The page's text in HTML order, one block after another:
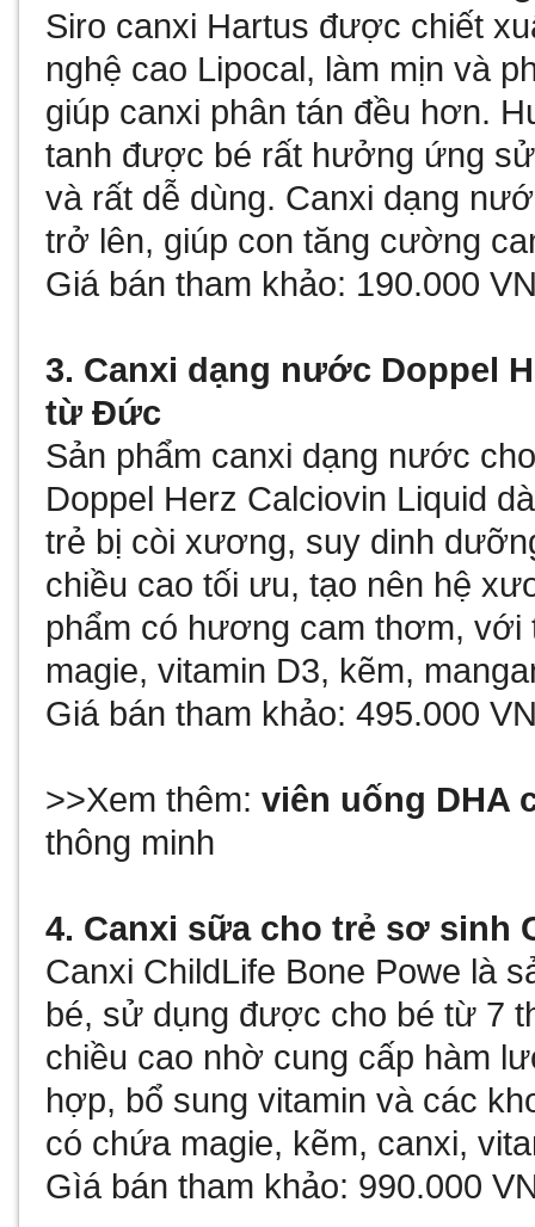
Siro canxi Hartus được chiết
nghệ cao Lipocal, làm mịn và
giúp canxi phân tán đều hơn.
tanh được bé rất hưởng ứng
và rất dễ dùng. Canxi dạng
trở lên, giúp con tăng cường
Giá bán tham khảo: 190.000
3. Canxi dạng nước Doppel
từ Đức
Sản phẩm canxi dạng nước
Doppel Herz Calciovin Liquid
trẻ bị còi xương, suy dinh
chiều cao tối ưu, tạo nên hệ
phẩm có hương cam thơm,
magie, vitamin D3, kẽm,
Giá bán tham khảo: 495.000
>>Xem thêm:viên uống DHA
thông minh
4. Canxi sữa cho trẻ sơ sinh
Canxi ChildLife Bone Powe là
bé, sử dụng được cho bé từ 7
chiều cao nhờ cung cấp hàm
hợp, bổ sung vitamin và các
có chứa magie, kẽm, canxi,
Gìá bán tham khảo: 990.000